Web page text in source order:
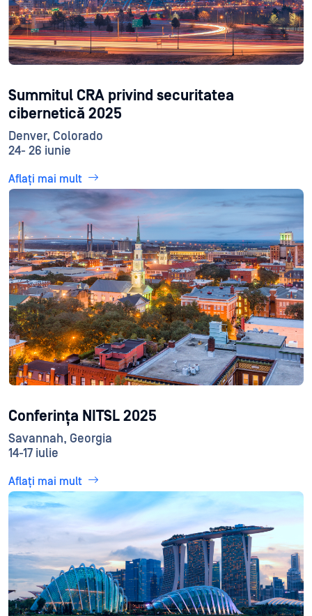
Summitul CRA privind securitatea
cibernetică 2025
Denver, Colorado
24- 26 iunie
Aflați mai mult
Conferința NITSL 2025
Savannah, Georgia
14-17 iulie
Aflați mai mult